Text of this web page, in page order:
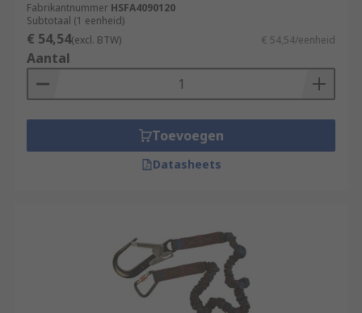
Fabrikantnummer HSFA4090120
Subtotaal (1 eenheid)
€ 54,54(excl. BTW) € 54,54/eenheid
Aantal
Toevoegen
Datasheets